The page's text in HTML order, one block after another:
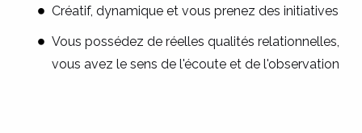
Créatif, dynamique et vous prenez des initiatives
Vous possédez de réelles qualités relationnelles,
vous avez le sens de l'écoute et de l'observation